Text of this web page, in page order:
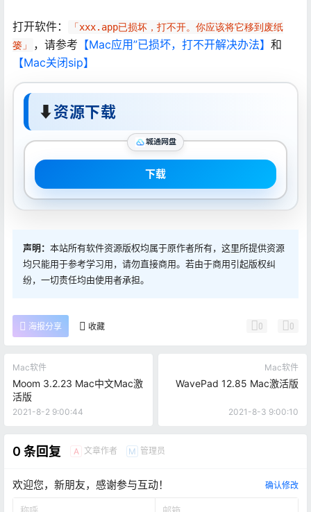
打开软件：
「xxx.app已损坏，打不开。你应该将它移到废纸
篓」
，请参考 【Mac应用”已损坏，打不开解决办法】 和
【Mac关闭sip】
⬇资源下载
城通网盘
下载
声明： 本站所有软件资源版权均属于原作者所有，这里所提供资源
均只能用于参考学习用，请勿直接商用。若由于商用引起版权纠
纷，一切责任均由使用者承担。
海报分享 收藏 0 0
Mac软件
Moom 3.2.23 Mac中文Mac激
活版
2021-8-2 9:00:44
Mac软件
WavePad 12.85 Mac激活版
2021-8-3 9:00:10
0 条回复 A 文章作者 M 管理员
欢迎您，新朋友，感谢参与互动！ 确认修改